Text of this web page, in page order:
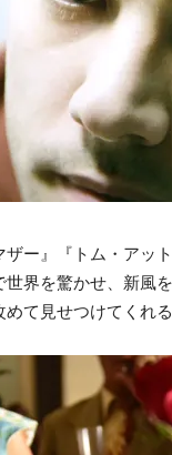
ザー』『トム・ア
世界を驚かせ、新風
て見せつけてくれる